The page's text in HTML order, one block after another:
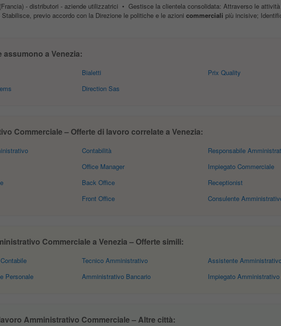
- distributori - aziende utilizzatrici • Gestisce la clientela consolidata: Attraverso le
previo accordo con la Direzione le politiche e le azioni commerciali più incisive;
assumono a Venezia:
Bialetti
Direction Sas
Prix Quality
Commerciale – Offerte di lavoro correlate a Venezia:
Contabilità
Office Manager
Back Office
Front Office
Responsabile
Impiegato Commerciale
Receptionist
Consulente
Commerciale a Venezia – Offerte simili:
Personale
Tecnico Amministrativo
Amministrativo Bancario
Assistente
Impiegato
Amministrativo Commerciale – Altre città: